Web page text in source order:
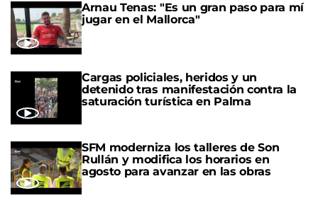
Arnau Tenas: "Es un gran paso para mí
jugar en el Mallorca"
Cargas policiales, heridos y un
detenido tras manifestación contra la
saturación turística en Palma
SFM moderniza los talleres de Son
Rullán y modifica los horarios en
agosto para avanzar en las obras